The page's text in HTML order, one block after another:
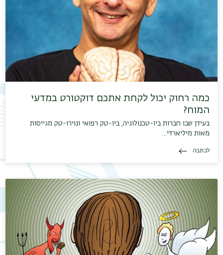
כמה רחוק יכול לקחת אתכם דוקטורט במדעי
המוח?
בעידן שבו חברות ביו-טכנולוגיה, ביו-טק רפואי ונוירו-טק מגייסות
מאות מיליארדי…
לכתבה